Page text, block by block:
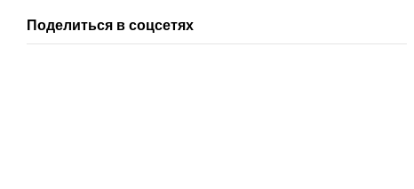
Поделиться в соцсетях